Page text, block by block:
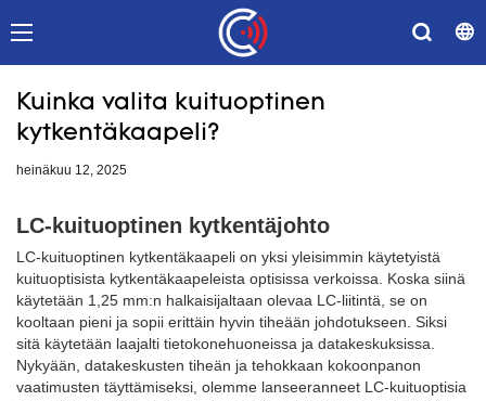
Kuinka valita kuituoptinen
kytkentäkaapeli?
heinäkuu 12, 2025
LC-kuituoptinen kytkentäjohto
LC-kuituoptinen kytkentäkaapeli on yksi yleisimmin käytetyistä
kuituoptisista kytkentäkaapeleista optisissa verkoissa. Koska siinä
käytetään 1,25 mm:n halkaisijaltaan olevaa LC-liitintä, se on
kooltaan pieni ja sopii erittäin hyvin tiheään johdotukseen. Siksi
sitä käytetään laajalti tietokonehuoneissa ja datakeskuksissa.
Nykyään, datakeskusten tiheän ja tehokkaan kokoonpanon
vaatimusten täyttämiseksi, olemme lanseeranneet LC-kuituoptisia